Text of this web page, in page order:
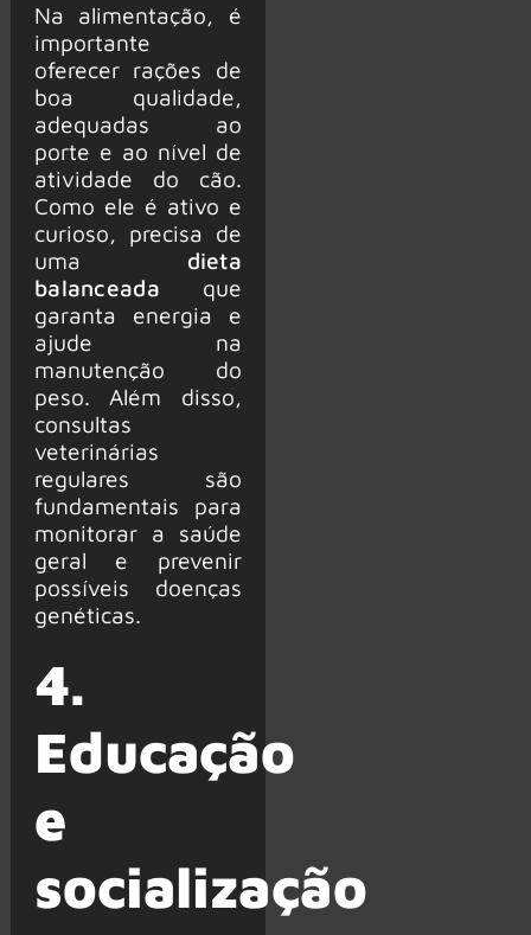
Na alimentação, é
importante
oferecer rações de
boa qualidade,
adequadas ao
porte e ao nível de
atividade do cão.
Como ele é ativo e
curioso, precisa de
uma dieta
balanceada que
garanta energia e
ajude na
manutenção do
peso. Além disso,
consultas
veterinárias
regulares são
fundamentais para
monitorar a saúde
geral e prevenir
possíveis doenças
genéticas.
4.
Educação
e
socialização